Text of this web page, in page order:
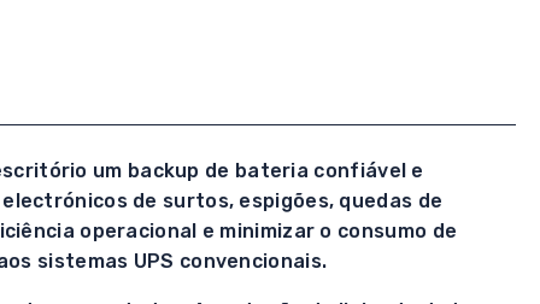
um backup de bateria confiável e
de surtos, espigões, quedas de
operacional e minimizar o consumo de
sistemas UPS convencionais.